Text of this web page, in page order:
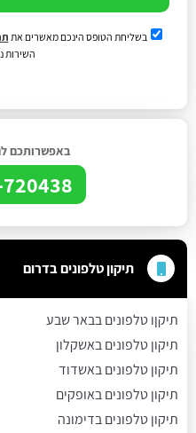
בשליחת הטופס הינכם מאשרים את
השירות
באפשרותכם
תיקון טלפונים בדרום
תיקןו טלפונים בבאר שבע
תיקון טלפונים באשקלון
תיקון טלפונים באשדוד
תיקון טלפונים באופקים
תיקון טלפונים בדימונה